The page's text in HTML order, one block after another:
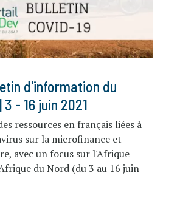
d'information du
- 16 juin 2021
ressources en français liées à
sur la microfinance et
avec un focus sur l'Afrique
du Nord (du 3 au 16 juin